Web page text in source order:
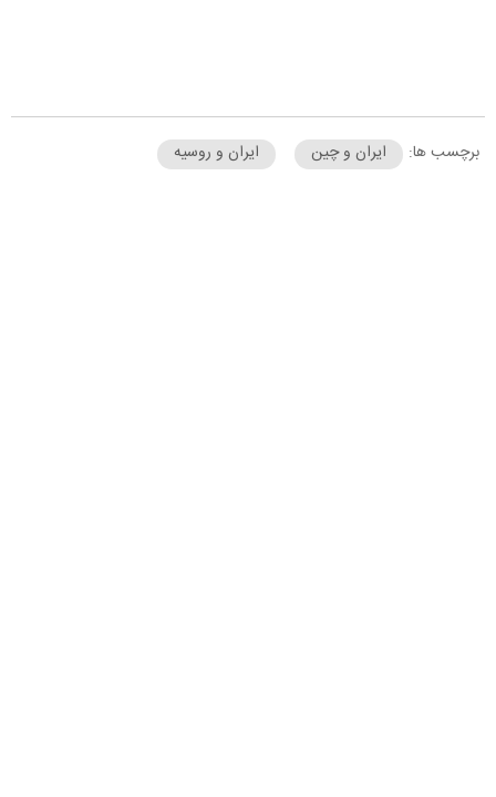
برچسب ها: ایران و چین ایران و روسیه